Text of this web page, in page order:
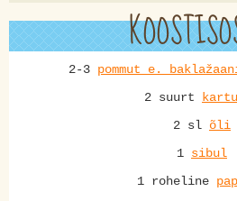
2-3 pommut e.
2 suurt
2 sl õli
1 sibul
1 roheline